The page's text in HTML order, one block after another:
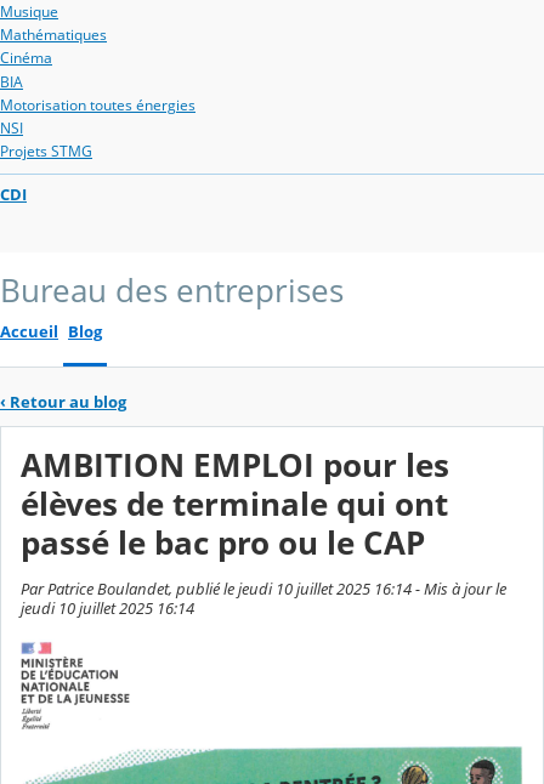
Musique
Mathématiques
Cinéma
BIA
Motorisation toutes énergies
NSI
Projets STMG
CDI
Bureau des entreprises
Accueil Blog
‹ Retour au blog
AMBITION EMPLOI pour les
élèves de terminale qui ont
passé le bac pro ou le CAP
Par Patrice Boulandet, publié le jeudi 10 juillet 2025 16:14 - Mis à jour le
jeudi 10 juillet 2025 16:14